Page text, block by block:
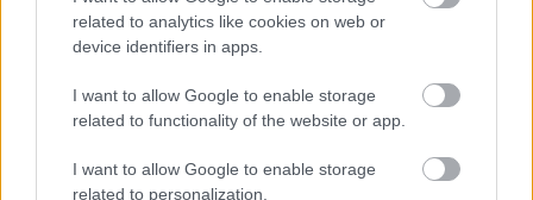
related to analytics like cookies on web or
device identifiers in apps.
I want to allow Google to enable storage
related to functionality of the website or app.
I want to allow Google to enable storage
related to personalization.
Ehhez képest a kiskereskedelmi forgalom NGM
által megadott 3 százalékos növekedése nem
tűnik jó adatnak, ugyanis 16 százalékpontos
elmaradást jelez.
A 2021-es év kiválasztása egy európai uniós